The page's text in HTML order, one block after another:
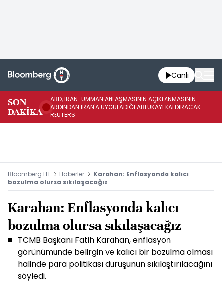
Canlı
SON
DAKİKA
ABD, İRAN-UMMAN ANLAŞMASININ AÇIKLANMASININ
ARDINDAN İRAN'A UYGULADIĞI ABLUKAYI KALDIRACAK -
REUTERS
Bloomberg HT Haberler
Karahan: Enflasyonda kalıcı
bozulma olursa sıkılaşacağız
Karahan: Enflasyonda kalıcı
bozulma olursa sıkılaşacağız
TCMB Başkanı Fatih Karahan, enflasyon
görünümünde belirgin ve kalıcı bir bozulma olması
halinde para politikası duruşunun sıkılaştırılacağını
söyledi.